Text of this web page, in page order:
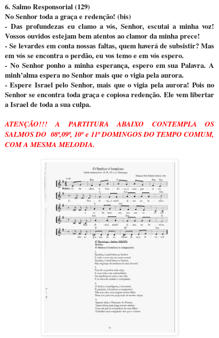
6. Salmo Responsorial (129)
No Senhor toda a graça e redenção! (bis)
- Das profundezas eu clamo a vós, Senhor, escutai a minha voz!
Vossos ouvidos estejam bem atentos ao clamor da minha prece!
- Se levardes em conta nossas faltas, quem haverá de subsistir? Mas
em vós se encontra o perdão, eu vos temo e em vós espero.
- No Senhor ponho a minha esperança, espero em sua Palavra. A
minh’alma espera no Senhor mais que o vigia pela aurora.
- Espere Israel pelo Senhor, mais que o vigia pela aurora! Pois no
Senhor se encontra toda graça e copiosa redenção. Ele vem libertar
a Israel de toda a sua culpa.
ATENÇÃO!!! A PARTITURA ABAIXO CONTEMPLA OS
SALMOS DO 08º,09º, 10º e 11º DOMINGOS DO TEMPO COMUM,
COM A MESMA MELODIA.